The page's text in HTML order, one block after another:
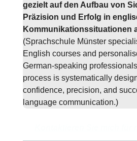
gezielt auf den Aufbau von
Präzision und Erfolg in
Kommunikationssituationen
(Sprachschule Münster
English courses and
German-speaking
process is systematically
confidence, precision, and
language communication.)